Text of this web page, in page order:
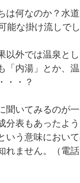
は何なのか？水
能な掛け流しで
以外では温泉と
「内湯」とか、
・・？
聞いてみるのが
分表もあったよ
いう意味におい
れません。（電